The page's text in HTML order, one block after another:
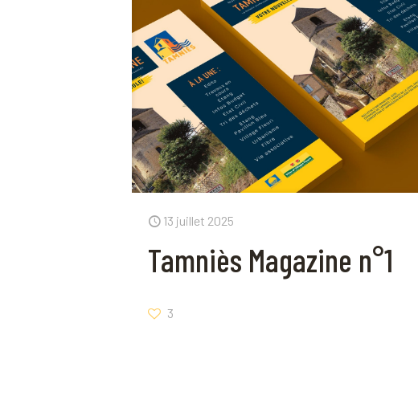
13 juillet 2025
Tamniès Magazine n°1
3